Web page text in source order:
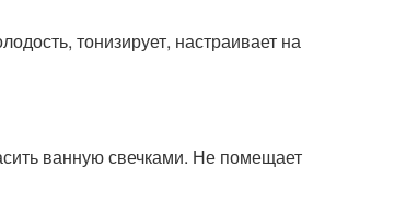
тонизирует, настраивает на
ванную свечками. Не помещает